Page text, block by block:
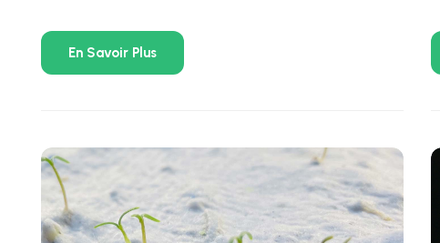
En Savoir Plus